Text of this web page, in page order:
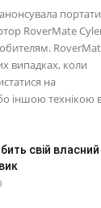
RoverMate
випадках, коли
на
іншою технікою
свій власний